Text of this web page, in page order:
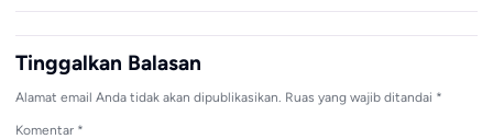
Tinggalkan Balasan
Alamat email Anda tidak akan dipublikasikan. Ruas yang wajib ditandai *
Komentar *